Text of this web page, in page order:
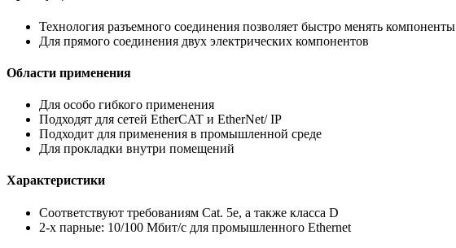
Технология разъемного соединения позволяет быстро менять компоненты
Для прямого соединения двух электрических компонентов
Области применения
Для особо гибкого применения
Подходят для сетей EtherCAT и EtherNet/ IP
Подходит для применения в промышленной среде
Для прокладки внутри помещений
Характеристики
Соответствуют требованиям Cat. 5e, а также класса D
2-х парные: 10/100 Mбит/с для промышленного Ethernet